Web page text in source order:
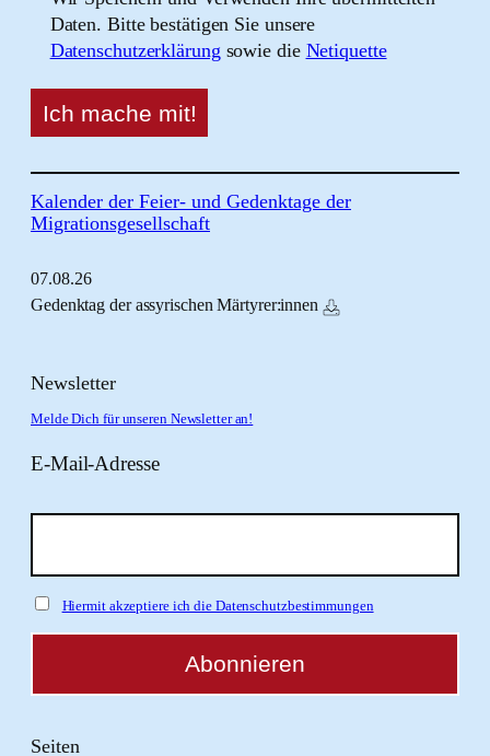
Daten. Bitte bestätigen Sie unsere
Datenschutzerklärung sowie die Netiquette
Kalender der Feier- und Gedenktage der
Migrationsgesellschaft
07.08.26
Gedenktag der assyrischen Märtyrer:innen
Newsletter
Melde Dich für unseren Newsletter an!
E-Mail-Adresse
Hiermit akzeptiere ich die Datenschutzbestimmungen
Seiten